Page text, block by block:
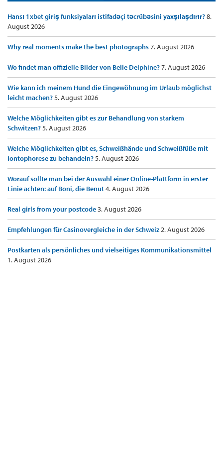
Hansı 1xbet giriş funksiyaları istifadəçi təcrübəsini yaxşılaşdırır?8.
August 2026
Why real moments make the best photographs7. August 2026
Wo findet man offizielle Bilder von Belle Delphine?7. August 2026
Wie kann ich meinem Hund die Eingewöhnung im Urlaub möglichst
leicht machen?5. August 2026
Welche Möglichkeiten gibt es zur Behandlung von starkem
Schwitzen?5. August 2026
Welche Möglichkeiten gibt es, Schweißhände und Schweißfüße mit
Iontophorese zu behandeln?5. August 2026
Worauf sollte man bei der Auswahl einer Online-Plattform in erster
Linie achten: auf Boni, die Benut4. August 2026
Real girls from your postcode3. August 2026
Empfehlungen für Casinovergleiche in der Schweiz2. August 2026
Postkarten als persönliches und vielseitiges Kommunikationsmittel
1. August 2026